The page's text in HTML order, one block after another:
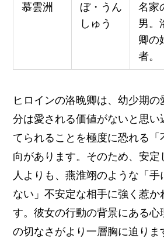
慕雲洲
ぼ・うん
しゅう
名家
男。
卿の
者。
ヒロインの洛晚卿は、幼少期の
分は愛される価値がないと思い
てられることを極度に恐れる「
向があります。そのため、安定
人よりも、燕淮翊のような「手
ない」不安定な相手に強く惹か
す。彼女の行動の背景にある心
の切なさがより一層胸に迫りま